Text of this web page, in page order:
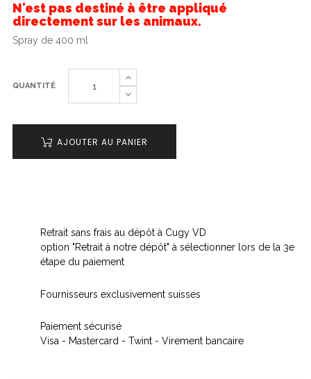
N'est pas destiné à être appliqué
directement sur les animaux.
Spray de 400 ml
QUANTITÉ
AJOUTER AU PANIER
Retrait sans frais au dépôt à Cugy VD
option "Retrait à notre dépôt" à sélectionner lors de la 3e
étape du paiement
Fournisseurs exclusivement suisses
Paiement sécurisé
Visa - Mastercard - Twint - Virement bancaire